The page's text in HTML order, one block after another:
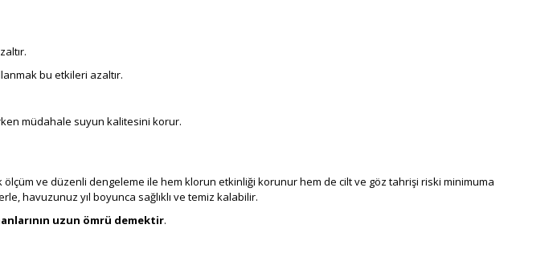
bu etkileri azaltır.
müdahale suyun kalitesini korur.
ve düzenli dengeleme ile hem klorun etkinliği korunur hem de cilt ve göz tahrişi riski minimuma
havuzunuz yıl boyunca sağlıklı ve temiz kalabilir.
uzun ömrü demektir.